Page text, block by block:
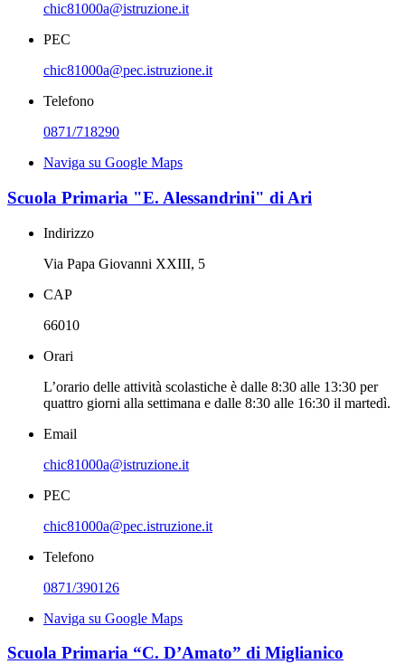
chic81000a@istruzione.it
PEC
chic81000a@pec.istruzione.it
Telefono
0871/718290
Naviga su Google Maps
Scuola Primaria "E. Alessandrini" di Ari
Indirizzo
Via Papa Giovanni XXIII, 5
CAP
66010
Orari
L’orario delle attività scolastiche è dalle 8:30 alle 13:30 per
quattro giorni alla settimana e dalle 8:30 alle 16:30 il martedì.
Email
chic81000a@istruzione.it
PEC
chic81000a@pec.istruzione.it
Telefono
0871/390126
Naviga su Google Maps
Scuola Primaria “C. D’Amato” di Miglianico